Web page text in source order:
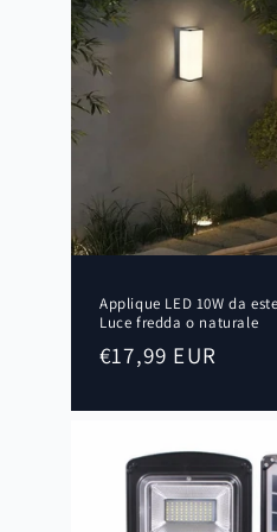
Applique LED 10W da
Luce fredda o naturale
Prezzo
listino
€17,99 EUR